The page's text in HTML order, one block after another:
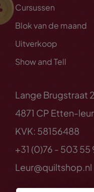
Cursussen
Blok van de maand
Uitverkoop
Show and Tell
Lange Brugstraat
4871 CP Etten-leur
KVK: 58156488
+31 (0)76 - 503 55
Leur@quiltshop.nl